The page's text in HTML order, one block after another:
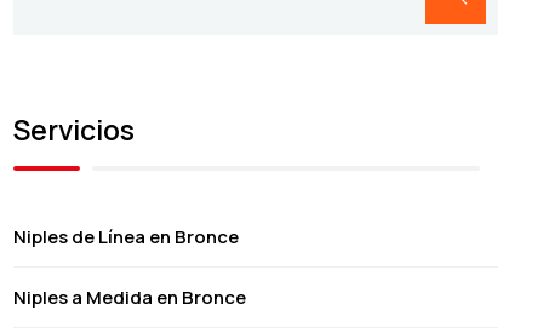
Servicios
Niples de Línea en Bronce
Niples a Medida en Bronce